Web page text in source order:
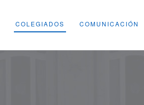
COLEGIADOS COMUNICACIÓN